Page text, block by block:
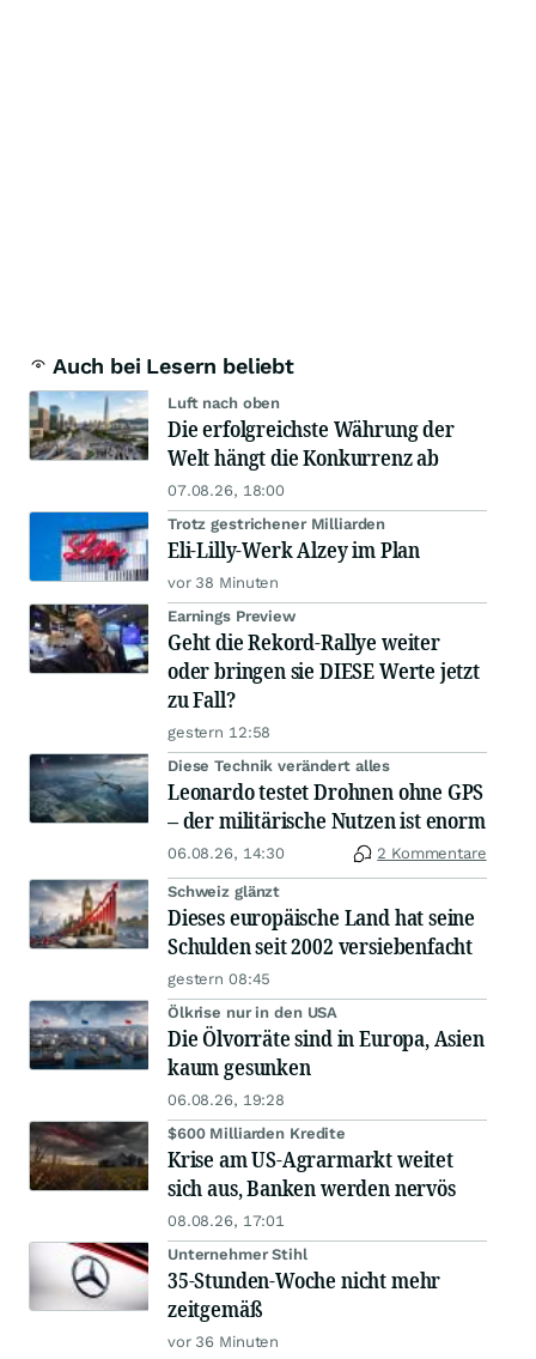
Auch bei Lesern beliebt
Luft nach oben
Die erfolgreichste Währung der
Welt hängt die Konkurrenz ab
07.08.26, 18:00
Trotz gestrichener Milliarden
Eli-Lilly-Werk Alzey im Plan
vor 38 Minuten
Earnings Preview
Geht die Rekord-Rallye weiter
oder bringen sie DIESE Werte jetzt
zu Fall?
gestern 12:58
Diese Technik verändert alles
Leonardo testet Drohnen ohne GPS
– der militärische Nutzen ist enorm
06.08.26, 14:30 2 Kommentare
Schweiz glänzt
Dieses europäische Land hat seine
Schulden seit 2002 versiebenfacht
gestern 08:45
Ölkrise nur in den USA
Die Ölvorräte sind in Europa, Asien
kaum gesunken
06.08.26, 19:28
$600 Milliarden Kredite
Krise am US-Agrarmarkt weitet
sich aus, Banken werden nervös
08.08.26, 17:01
Unternehmer Stihl
35-Stunden-Woche nicht mehr
zeitgemäß
vor 36 Minuten